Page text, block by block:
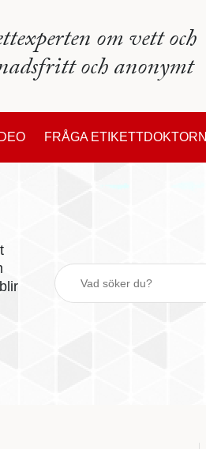
om vett och
och anonymt
FRÅGA ETIKETTDOKTORN